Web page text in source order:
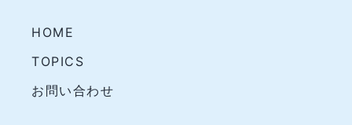
HOME
TOPICS
お問い合わせ